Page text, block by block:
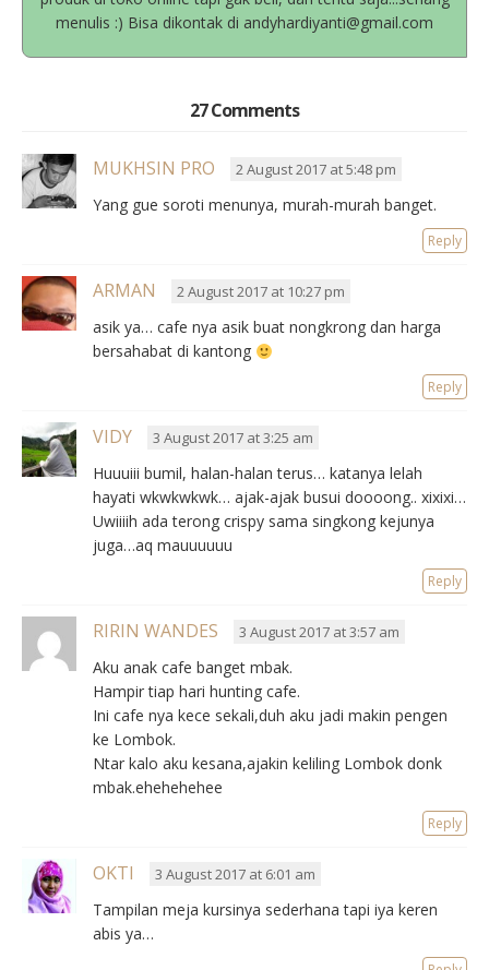
menulis :) Bisa dikontak di andyhardiyanti@gmail.com
27 Comments
MUKHSIN PRO 2 August 2017 at 5:48 pm
Yang gue soroti menunya, murah-murah banget.
Reply
ARMAN 2 August 2017 at 10:27 pm
asik ya… cafe nya asik buat nongkrong dan harga
bersahabat di kantong
Reply
VIDY 3 August 2017 at 3:25 am
Huuuiii bumil, halan-halan terus… katanya lelah
hayati wkwkwkwk… ajak-ajak busui doooong.. xixixi…
Uwiiiih ada terong crispy sama singkong kejunya
juga…aq mauuuuuu
Reply
RIRIN WANDES 3 August 2017 at 3:57 am
Aku anak cafe banget mbak.
Hampir tiap hari hunting cafe.
Ini cafe nya kece sekali,duh aku jadi makin pengen
ke Lombok.
Ntar kalo aku kesana,ajakin keliling Lombok donk
mbak.ehehehehee
Reply
OKTI 3 August 2017 at 6:01 am
Tampilan meja kursinya sederhana tapi iya keren
abis ya…